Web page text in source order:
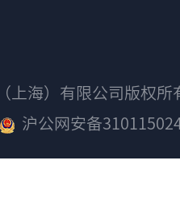
上海）有限公司版权
沪公网安备